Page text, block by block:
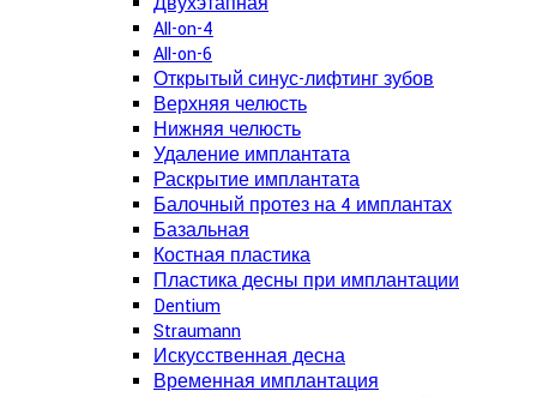
All-on-4
All-on-6
Открытый синус-лифтинг зубов
Верхняя челюсть
Нижняя челюсть
Удаление имплантата
Раскрытие имплантата
Балочный протез на 4 имплантах
Базальная
Костная пластика
Пластика десны при имплантации
Dentium
Straumann
Искусственная десна
Временная имплантация